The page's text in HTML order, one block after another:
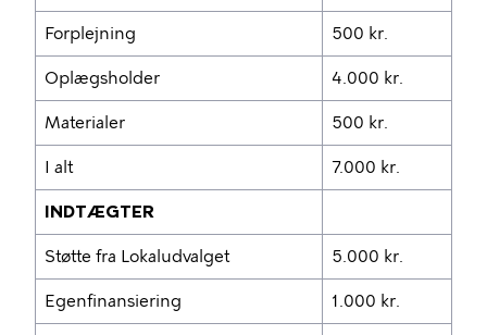
Forplejning 500 kr.
Oplægsholder 4.000 kr.
Materialer 500 kr.
I alt 7.000 kr.
INDTÆGTER
Støtte fra Lokaludvalget 5.000 kr.
Egenfinansiering 1.000 kr.